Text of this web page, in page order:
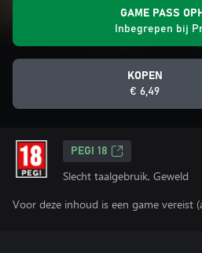
GAME PASS
Inbegrepen bij
KOPEN
€ 6,49
PEGI 18
Slecht taalgebruik, Geweld
Voor deze inhoud is een game vereist